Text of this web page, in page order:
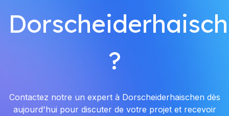
?
Contactez notre un expert à Dorscheiderhaischen dès
aujourd'hui pour discuter de votre projet et recevoir